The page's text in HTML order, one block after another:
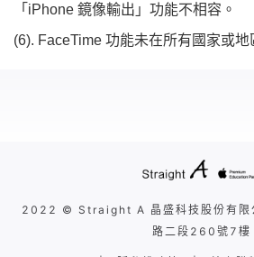
「iPhone 鏡像輸出」功能不相容。
(6). FaceTime 功能未在所有國家或地
2022 © Straight A 晶盛科技股份有限
路二段260號7樓